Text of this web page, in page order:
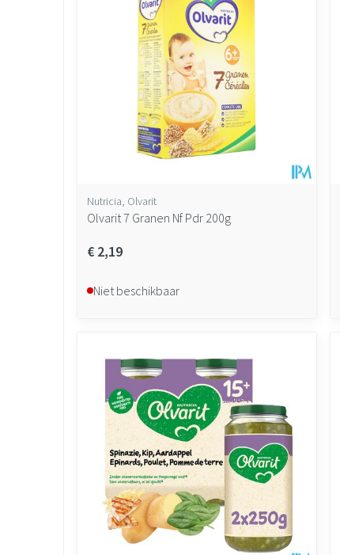
Nutricia, Olvarit
Olvarit 7 Granen Nf Pdr 200g
€ 2,19
Niet beschikbaar